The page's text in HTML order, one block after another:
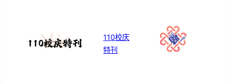
110校庆
特刊